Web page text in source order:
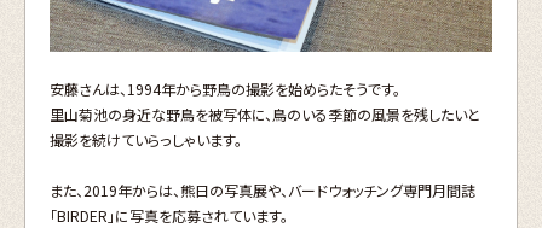
安藤さんは、1994年から野鳥の撮影を始めらたそうです。
里山菊池の身近な野鳥を被写体に、鳥のいる季節の風景を残したいと
撮影を続けていらっしゃいます。
また、2019年からは、熊日の写真展や、バードウォッチング専門月間誌
「BIRDER」に写真を応募されています。